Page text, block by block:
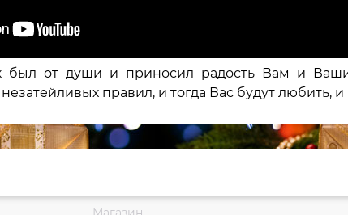
был от души и приносил радость Вам и
правил, и тогда Вас будут любить,